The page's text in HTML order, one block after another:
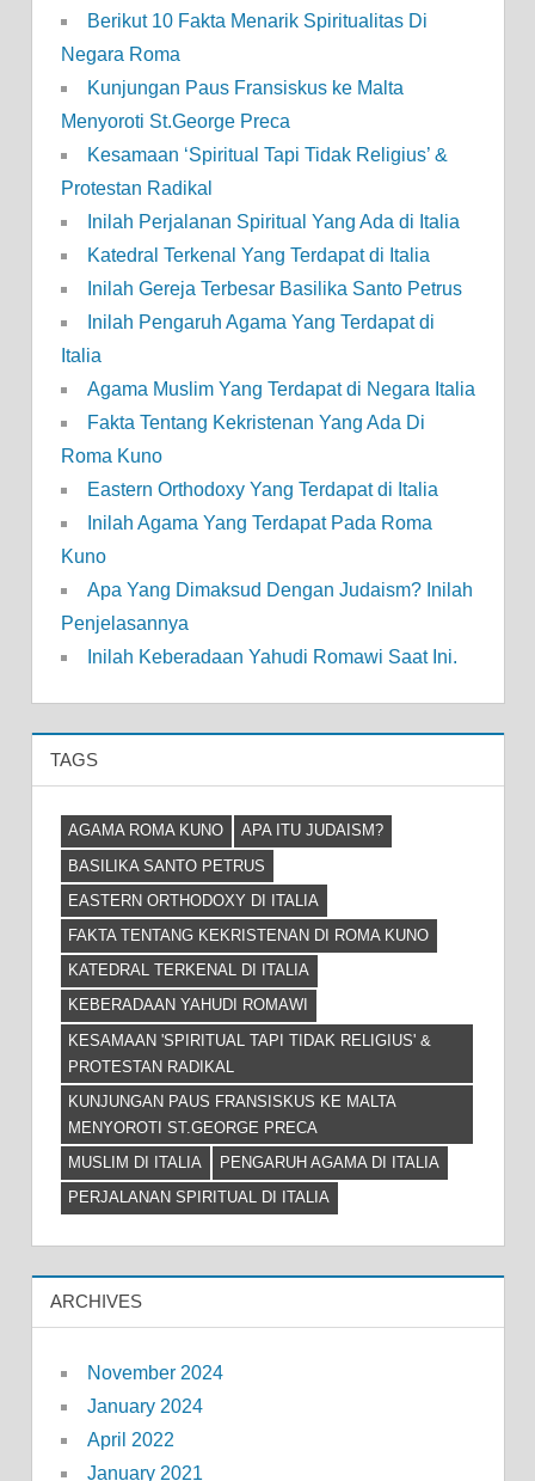
Berikut 10 Fakta Menarik Spiritualitas Di
Negara Roma
Kunjungan Paus Fransiskus ke Malta
Menyoroti St.George Preca
Kesamaan ‘Spiritual Tapi Tidak Religius’ &
Protestan Radikal
Inilah Perjalanan Spiritual Yang Ada di Italia
Katedral Terkenal Yang Terdapat di Italia
Inilah Gereja Terbesar Basilika Santo Petrus
Inilah Pengaruh Agama Yang Terdapat di
Italia
Agama Muslim Yang Terdapat di Negara Italia
Fakta Tentang Kekristenan Yang Ada Di
Roma Kuno
Eastern Orthodoxy Yang Terdapat di Italia
Inilah Agama Yang Terdapat Pada Roma
Kuno
Apa Yang Dimaksud Dengan Judaism? Inilah
Penjelasannya
Inilah Keberadaan Yahudi Romawi Saat Ini.
TAGS
AGAMA ROMA KUNO
APA ITU JUDAISM?
BASILIKA SANTO PETRUS
EASTERN ORTHODOXY DI ITALIA
FAKTA TENTANG KEKRISTENAN DI ROMA KUNO
KATEDRAL TERKENAL DI ITALIA
KEBERADAAN YAHUDI ROMAWI
KESAMAAN 'SPIRITUAL TAPI TIDAK RELIGIUS' &
PROTESTAN RADIKAL
KUNJUNGAN PAUS FRANSISKUS KE MALTA
MENYOROTI ST.GEORGE PRECA
MUSLIM DI ITALIA
PENGARUH AGAMA DI ITALIA
PERJALANAN SPIRITUAL DI ITALIA
ARCHIVES
November 2024
January 2024
April 2022
January 2021